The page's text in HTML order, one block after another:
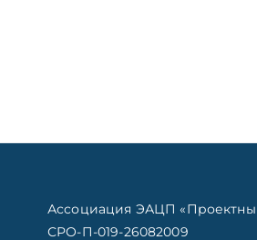
Ассоциация ЭАЦП
СРО-П-019-26082009